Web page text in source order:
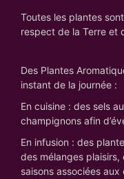
Toutes les plantes
respect de la Terre et
Des Plantes
instant de la journée :
En cuisine : des sels
champignons afin
En infusion : des
des mélanges
saisons associées